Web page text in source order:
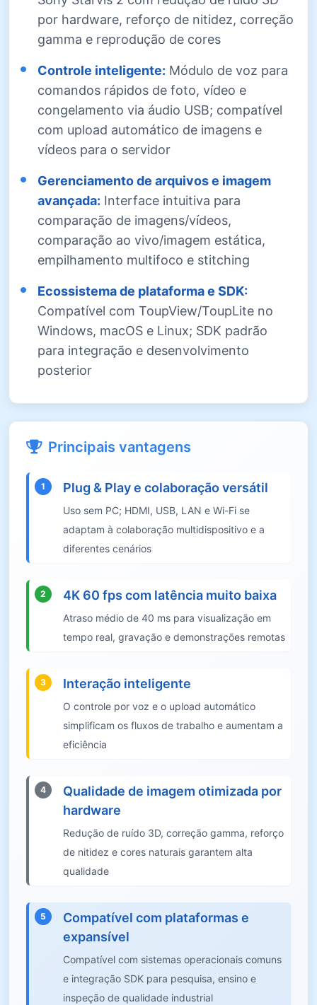
por hardware, reforço de nitidez, correção
gamma e reprodução de cores
Controle inteligente: Módulo de voz para
comandos rápidos de foto, vídeo e
congelamento via áudio USB; compatível
com upload automático de imagens e
vídeos para o servidor
Gerenciamento de arquivos e imagem
avançada: Interface intuitiva para
comparação de imagens/vídeos,
comparação ao vivo/imagem estática,
empilhamento multifoco e stitching
Ecossistema de plataforma e SDK:
Compatível com ToupView/ToupLite no
Windows, macOS e Linux; SDK padrão
para integração e desenvolvimento
posterior
Principais vantagens
1 Plug & Play e colaboração versátil
Uso sem PC; HDMI, USB, LAN e Wi-Fi se
adaptam à colaboração multidispositivo e a
diferentes cenários
2 4K 60 fps com latência muito baixa
Atraso médio de 40 ms para visualização em
tempo real, gravação e demonstrações remotas
3 Interação inteligente
O controle por voz e o upload automático
simplificam os fluxos de trabalho e aumentam a
eficiência
4
Qualidade de imagem otimizada por
hardware
Redução de ruído 3D, correção gamma, reforço
de nitidez e cores naturais garantem alta
qualidade
5
Compatível com plataformas e
expansível
Compatível com sistemas operacionais comuns
e integração SDK para pesquisa, ensino e
inspeção de qualidade industrial